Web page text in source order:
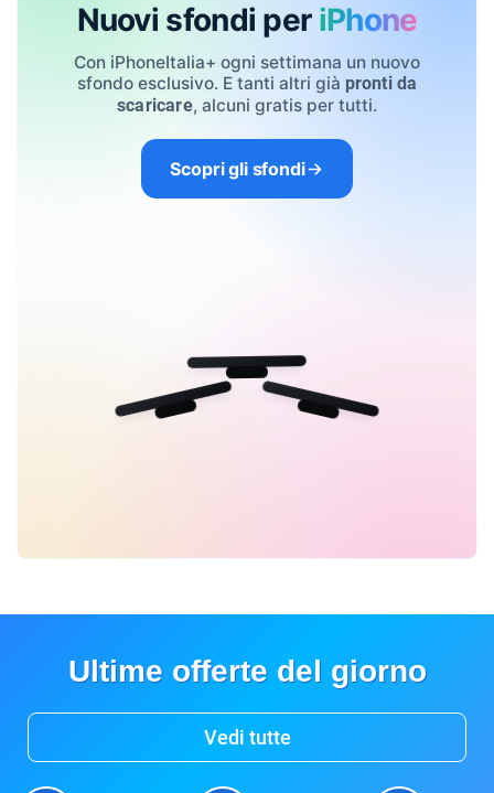
Nuovi sfondi per iPhone
Con iPhoneItalia+ ogni settimana un nuovo
sfondo esclusivo. E tanti altri già pronti da
scaricare, alcuni gratis per tutti.
Scopri gli sfondi
Ultime offerte del giorno
Vedi tutte